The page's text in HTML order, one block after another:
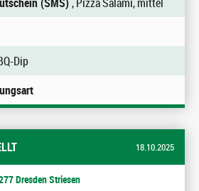
Dip
18.10.2025
Dresden Striesen